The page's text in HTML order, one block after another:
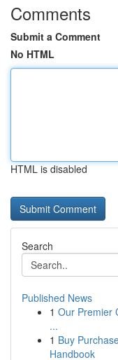
Comments
Submit a Comment
No HTML
HTML is disabled
Search
Published News
1 Our Premier
...
1 Buy
Handbook